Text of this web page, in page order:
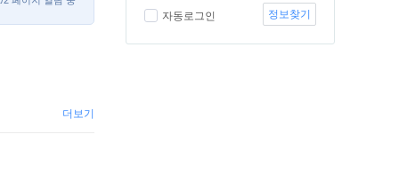
더보기
자동로그인 정보찾기